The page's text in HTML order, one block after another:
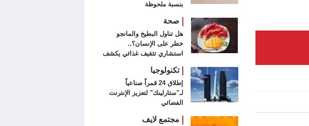
بنسبة ملحوظة
صحة
هل تناول البطيخ والمانجو
خطر على الإنسان؟..
استشاري تثقيف غذائي يكشف
تكنولوجيا
إطلاق 24 قمراً صناعياً
لـ"ستارلينك" لتعزيز الإنترنت
الفضائي
مجتمع لايف